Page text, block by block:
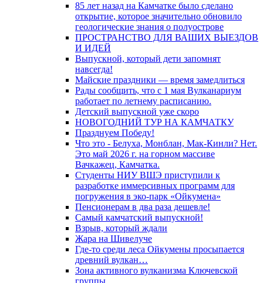
85 лет назад на Камчатке было сделано
открытие, которое значительно обновило
геологические знания о полуострове
ПРОСТРАНСТВО ДЛЯ ВАШИХ ВЫЕЗДОВ
И ИДЕЙ
Выпускной, который дети запомнят
навсегда!
Майские праздники — время замедлиться
Рады сообщить, что с 1 мая Вулканариум
работает по летнему расписанию.
Детский выпускной уже скоро
НОВОГОДНИЙ ТУР НА КАМЧАТКУ
Празднуем Победу!
Что это - Белуха, Монблан, Мак-Кинли? Нет.
Это май 2026 г. на горном массиве
Вачкажец, Камчатка.
Студенты НИУ ВШЭ приступили к
разработке иммерсивных программ для
погружения в эко-парк «Ойкумена»
Пенсионерам в два раза дешевле!
Самый камчатский выпускной!
Взрыв, который ждали
Жара на Шивелуче
Где-то среди леса Ойкумены просыпается
древний вулкан…
Зона активного вулканизма Ключевской
группы